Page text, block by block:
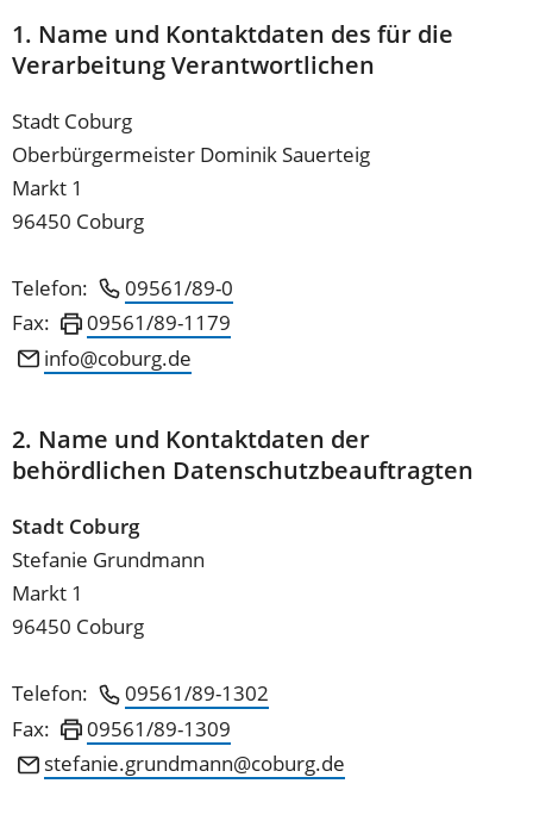
1. Name und Kontaktdaten des für die
Verarbeitung Verantwortlichen
Stadt Coburg
Oberbürgermeister Dominik Sauerteig
Markt 1
96450 Coburg
Telefon:
09561/89-0
Fax:
09561/89-1179
info
coburg de
2. Name und Kontaktdaten der
behördlichen Datenschutzbeauftragten
Stadt Coburg
Stefanie Grundmann
Markt 1
96450 Coburg
Telefon:
09561/89-1302
Fax:
09561/89-1309
stefanie.grundmann
coburg de